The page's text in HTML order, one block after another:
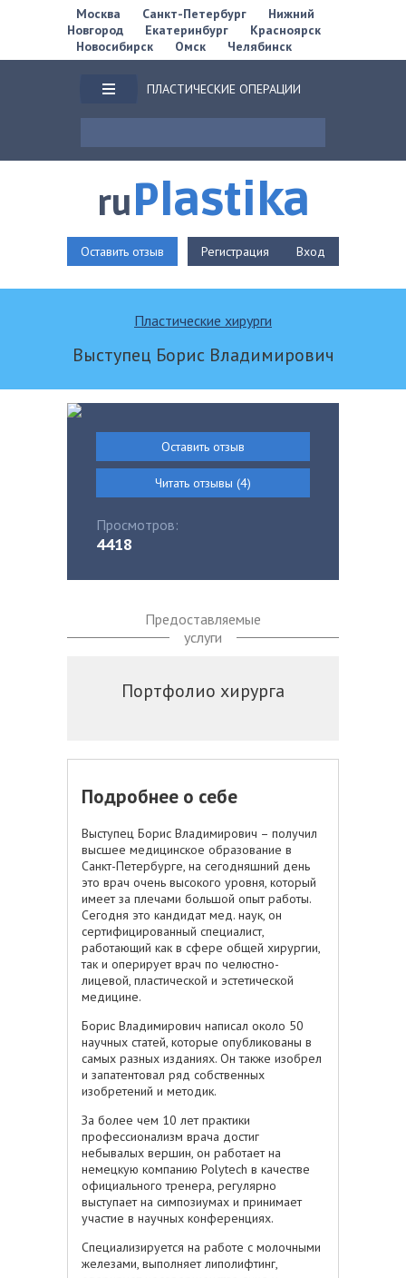
Москва Санкт-Петербург
Нижний
Новгород
Екатеринбург
Красноярск
Новосибирск
Омск Челябинск
ПЛАСТИЧЕСКИЕ ОПЕРАЦИИ
ruPlastika
Оставить отзыв Регистрация Вход
Оставить отзыв
Читать отзывы (4)
Просмотров:
4418
Пластические хирурги
Выступец Борис Владимирович
Предоставляемые
услуги
Портфолио хирурга
Подробнее о себе
Выступец Борис Владимирович – получил
высшее медицинское образование в
Санкт-Петербурге, на сегодняшний день
это врач очень высокого уровня, который
имеет за плечами большой опыт работы.
Сегодня это кандидат мед. наук, он
сертифицированный специалист,
работающий как в сфере общей хирургии,
так и оперирует врач по челюстно-
лицевой, пластической и эстетической
медицине.
Борис Владимирович написал около 50
научных статей, которые опубликованы в
самых разных изданиях. Он также изобрел
и запатентовал ряд собственных
изобретений и методик.
За более чем 10 лет практики
профессионализм врача достиг
небывалых вершин, он работает на
немецкую компанию Polytech в качестве
официального тренера, регулярно
выступает на симпозиумах и принимает
участие в научных конференциях.
Специализируется на работе с молочными
железами, выполняет липолифтинг,